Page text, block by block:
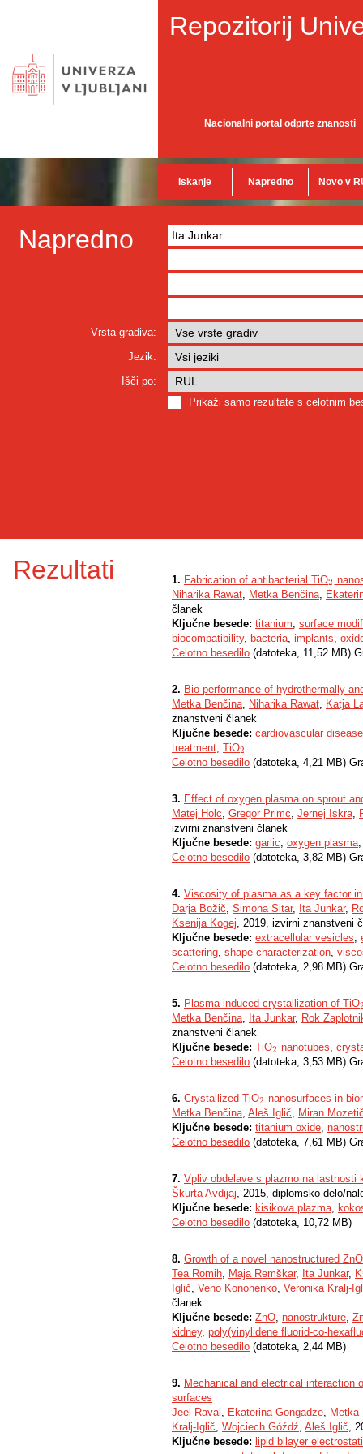
Repozitorij
Nacionalni portal odprte znanosti
Iskanje Napredno Novo v
Napredno
Vrsta gradiva:
Jezik:
Išči po:
Prikaži samo rezultate s celotnim
Rezultati 1. Fabrication of antibacterial TiO2
2
Niharika Rawat, Metka Benčina,
članek
Ključne besede: titanium, surface
biocompatibility, bacteria, implants,
Celotno besedilo (datoteka, 11,52 MB)
2. Bio-performance of hydrothermally
Metka Benčina, Niharika Rawat, Katja
znanstveni članek
Ključne besede: cardiovascular disease
treatment, TiO2
2
Celotno besedilo (datoteka, 4,21 MB)
3. Effect of oxygen plasma on sprout
Matej Holc, Gregor Primc, Jernej Iskra,
izvirni znanstveni članek
Ključne besede: garlic, oxygen plasma
Celotno besedilo (datoteka, 3,82 MB)
4. Viscosity of plasma as a key factor
Darja Božič, Simona Sitar, Ita Junkar,
Ksenija Kogej, 2019, izvirni znanstveni
Ključne besede: extracellular vesicles,
scattering, shape characterization,
Celotno besedilo (datoteka, 2,98 MB)
5. Plasma-induced crystallization of TiO
Metka Benčina, Ita Junkar, Rok
znanstveni članek
Ključne besede: TiO2
2 nanotubes,
Celotno besedilo (datoteka, 3,53 MB)
6. Crystallized TiO2
2 nanosurfaces in
Metka Benčina, Aleš Iglič, Miran
Ključne besede: titanium oxide,
Celotno besedilo (datoteka, 7,61 MB)
7. Vpliv obdelave s plazmo na lastnosti
Škurta Avdijaj, 2015, diplomsko delo/
Ključne besede: kisikova plazma,
Celotno besedilo (datoteka, 10,72 MB)
8. Growth of a novel nanostructured
Tea Romih, Maja Remškar, Ita Junkar,
Iglič, Veno Kononenko, Veronika Kralj-
članek
Ključne besede: ZnO, nanostrukture,
kidney, poly(vinylidene fluorid-co-
Celotno besedilo (datoteka, 2,44 MB)
9. Mechanical and electrical interaction
surfaces
Jeel Raval , Ekaterina Gongadze, Metka
Kralj-Iglič, Wojciech Góźdź, Aleš Iglič,
Ključne besede: lipid bilayer